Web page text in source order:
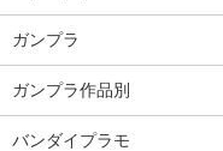
ガンプラ
ガンプラ作品別
バンダイプラモ